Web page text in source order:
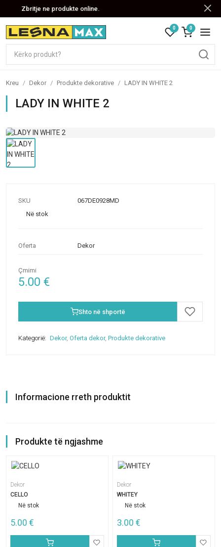
Zbritje ne produkte online.
0 0
Kreu / Dekor / Produkte dekorative / LADY IN WHITE 2
LADY IN WHITE 2
SKU
067DE0928MD
Në stok
Oferta Dekor
Çmimi
5.00 €
Shto në shportë
Kategorië: Dekor, Oferta dekor, Produkte dekorative
Informacione rreth produktit
Produkte të ngjashme
Dekor
CELLO
Në stok
5.00 €
Dekor
WHITEY
Në stok
3.00 €